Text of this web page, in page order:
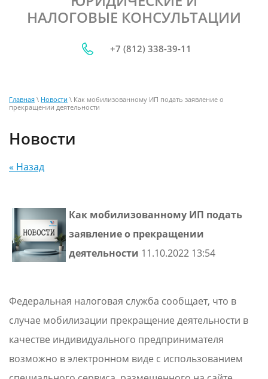
НАЛОГОВЫЕ КОНСУЛЬТАЦИИ
+7 (812) 338-39-11
Главная \ Новости \ Как мобилизованному ИП подать заявление о
прекращении деятельности
Новости
« Назад
Как мобилизованному ИП подать
заявление о прекращении
деятельности 11.10.2022 13:54
Федеральная налоговая служба сообщает, что в
случае мобилизации прекращение деятельности в
качестве индивидуального предпринимателя
возможно в электронном виде с использованием